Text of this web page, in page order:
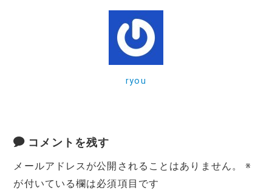
ryou
コメントを残す
メールアドレスが公開されることはありません。
※
が付いている欄は必須項目です